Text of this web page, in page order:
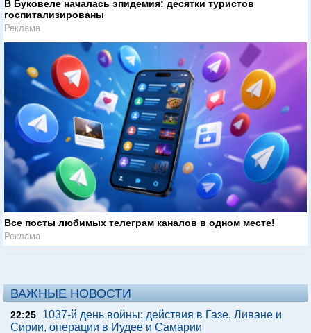
В Буковеле началась эпидемия: десятки туристов
госпитализированы
Реклама
Все посты любимых телеграм каналов в одном месте!
Реклама
ВАЖНЫЕ НОВОСТИ
22:25
1037-й день войны: действия в Газе, Ливане и
Сирии, операции в Иудее и Самарии